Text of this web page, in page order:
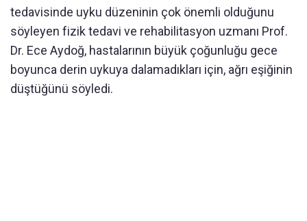
tedavisinde uyku düzeninin çok önemli olduğunu
söyleyen fizik tedavi ve rehabilitasyon uzmanı Prof.
Dr. Ece Aydoğ, hastalarının büyük çoğunluğu gece
boyunca derin uykuya dalamadıkları için, ağrı eşiğinin
düştüğünü söyledi.